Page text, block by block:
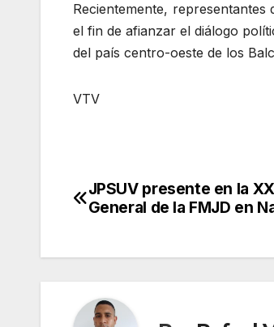
Recientemente,
el fin de afianzar el diálogo
del país centro-oeste de los
VTV
Navegación
entradas
JPSUV presente en la
General de la FMJD en